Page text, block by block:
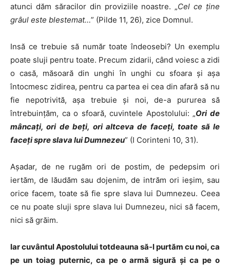
atunci dăm săracilor din proviziile noastre. „Cel ce ţine
grâul este blestemat…” (Pilde 11, 26), zice Domnul.
Insă ce trebuie să număr toate îndeosebi? Un exemplu
poate sluji pentru toate. Precum zidarii, când voiesc a zidi
o casă, măsoară din unghi în unghi cu sfoara şi aşa
întocmesc zidirea, pentru ca partea ei cea din afară să nu
fie nepotrivită, aşa trebuie şi noi, de-a pururea să
întrebuinţăm, ca o sfoară, cuvintele Apostolului: „Ori de
mâncaţi, ori de beţi, ori altceva de faceţi, toate să le
faceţi spre slava lui Dumnezeu” (I Corinteni 10, 31).
Aşadar, de ne rugăm ori de postim, de pedepsim ori
iertăm, de lăudăm sau dojenim, de intrăm ori ieşim, sau
orice facem, toate să fie spre slava lui Dumnezeu. Ceea
ce nu poate sluji spre slava lui Dumnezeu, nici să facem,
nici să grăim.
Iar cuvântul Apostolului totdeauna să-l purtăm cu noi, ca
pe un toiag puternic, ca pe o armă sigură şi ca pe o